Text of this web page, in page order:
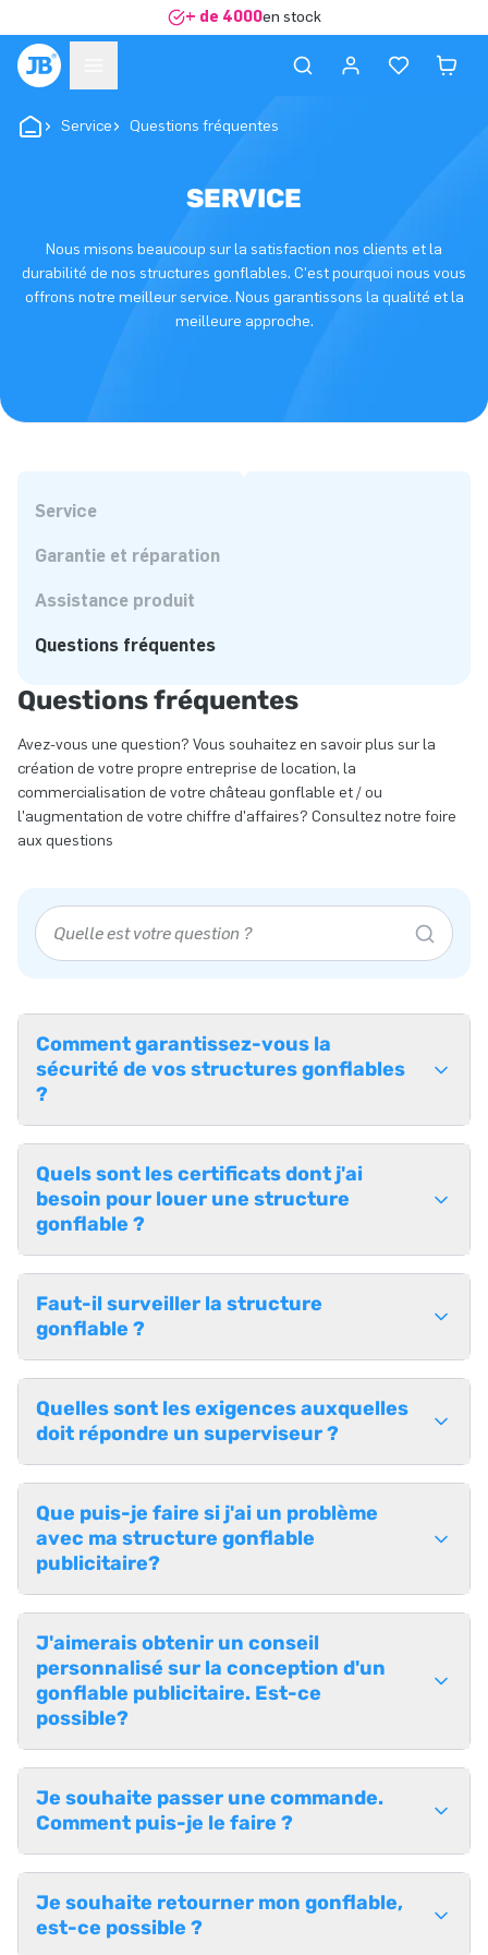
+ de 4000en stock
Service Questions fréquentes
SERVICE
Nous misons beaucoup sur la satisfaction nos clients et la
durabilité de nos structures gonflables. C'est pourquoi nous vous
offrons notre meilleur service. Nous garantissons la qualité et la
meilleure approche.
Service
Garantie et réparation
Assistance produit
Questions fréquentes
Questions fréquentes
Avez-vous une question? Vous souhaitez en savoir plus sur la
création de votre propre entreprise de location, la
commercialisation de votre château gonflable et / ou
l'augmentation de votre chiffre d'affaires? Consultez notre foire
aux questions
Comment garantissez-vous la
sécurité de vos structures gonflables
?
Quels sont les certificats dont j'ai
besoin pour louer une structure
gonflable ?
Faut-il surveiller la structure
gonflable ?
Quelles sont les exigences auxquelles
doit répondre un superviseur ?
Que puis-je faire si j'ai un problème
avec ma structure gonflable
publicitaire?
J'aimerais obtenir un conseil
personnalisé sur la conception d'un
gonflable publicitaire. Est-ce
possible?
Je souhaite passer une commande.
Comment puis-je le faire ?
Je souhaite retourner mon gonflable,
est-ce possible ?